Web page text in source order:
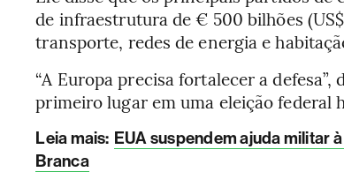
de infraestrutura de € 500 bilhões
transporte, redes de energia e
“A Europa precisa fortalecer a
primeiro lugar em uma eleição federal
Leia mais: EUA suspendem ajuda militar
Branca